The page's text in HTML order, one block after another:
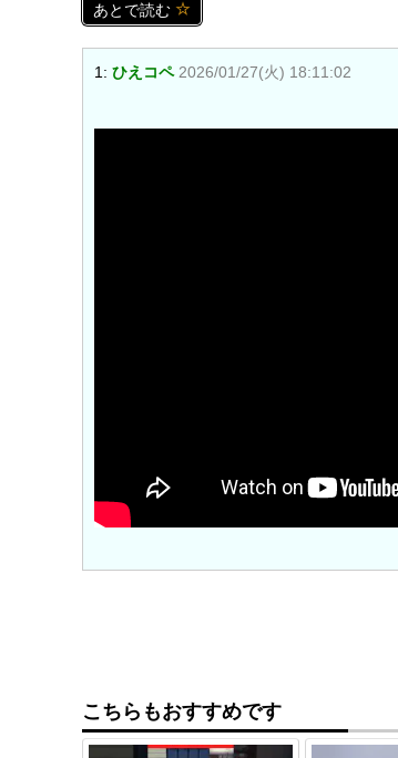
あとで読む
1: ひえコペ 2026/01/27(火) 18:11:02
こちらもおすすめです